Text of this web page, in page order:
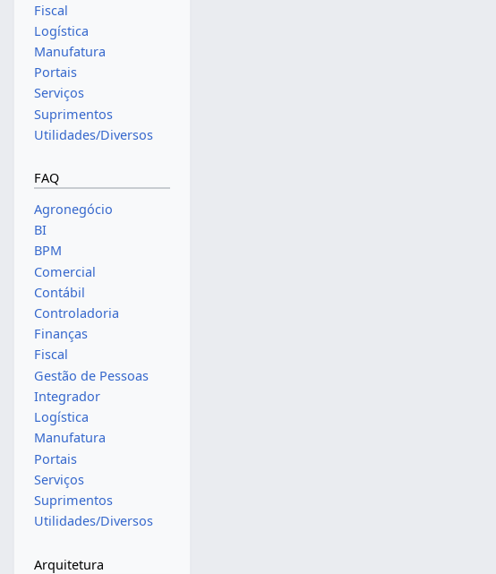
Fiscal
Logística
Manufatura
Portais
Serviços
Suprimentos
Utilidades/Diversos
FAQ
Agronegócio
BI
BPM
Comercial
Contábil
Controladoria
Finanças
Fiscal
Gestão de Pessoas
Integrador
Logística
Manufatura
Portais
Serviços
Suprimentos
Utilidades/Diversos
Arquitetura